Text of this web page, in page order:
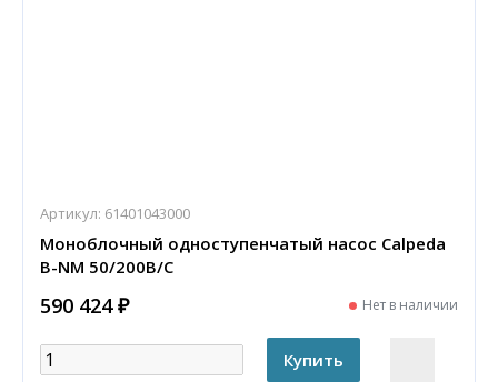
Артикул: 61401043000
Моноблочный одноступенчатый насос Calpeda
B-NM 50/200B/C
590 424 ₽ Нет в наличии